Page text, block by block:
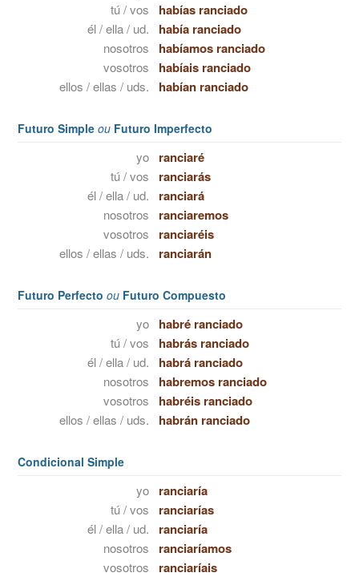
tú / vos habías ranciado
él / ella / ud. había ranciado
nosotros habíamos ranciado
vosotros habíais ranciado
ellos / ellas / uds. habían ranciado
Futuro Simple ou Futuro Imperfecto
yo ranciaré
tú / vos ranciarás
él / ella / ud. ranciará
nosotros ranciaremos
vosotros ranciaréis
ellos / ellas / uds. ranciarán
Futuro Perfecto ou Futuro Compuesto
yo habré ranciado
tú / vos habrás ranciado
él / ella / ud. habrá ranciado
nosotros habremos ranciado
vosotros habréis ranciado
ellos / ellas / uds. habrán ranciado
Condicional Simple
yo ranciaría
tú / vos ranciarías
él / ella / ud. ranciaría
nosotros ranciaríamos
vosotros ranciaríais